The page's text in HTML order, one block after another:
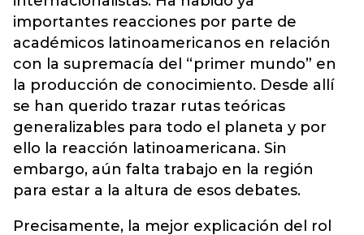
importantes reacciones por parte de
académicos latinoamericanos en relación
con la supremacía del “primer mundo” en
la producción de conocimiento. Desde allí
se han querido trazar rutas teóricas
generalizables para todo el planeta y por
ello la reacción latinoamericana. Sin
embargo, aún falta trabajo en la región
para estar a la altura de esos debates.
Precisamente, la mejor explicación del rol